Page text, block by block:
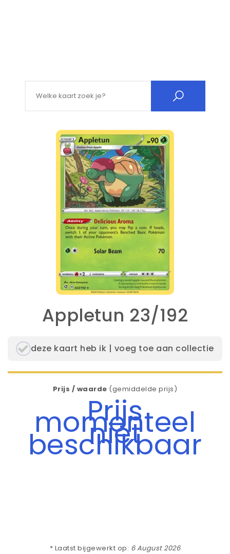
Appletun 23/192
deze kaart heb ik | voeg toe aan collectie
Prijs / waarde (gemiddelde prijs)
Prijs
momenteel
niet
beschikbaar
* Laatst bijgewerkt op: 6 August 2026